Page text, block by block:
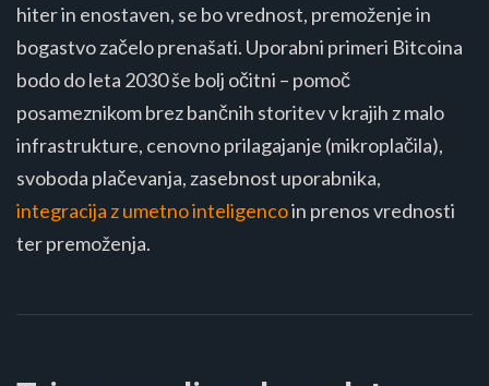
hiter in enostaven, se bo vrednost, premoženje in
bogastvo začelo prenašati. Uporabni primeri Bitcoina
bodo do leta 2030 še bolj očitni – pomoč
posameznikom brez bančnih storitev v krajih z malo
infrastrukture, cenovno prilagajanje (mikroplačila),
svoboda plačevanja, zasebnost uporabnika,
integracija z umetno inteligencoin prenos vrednosti
ter premoženja.